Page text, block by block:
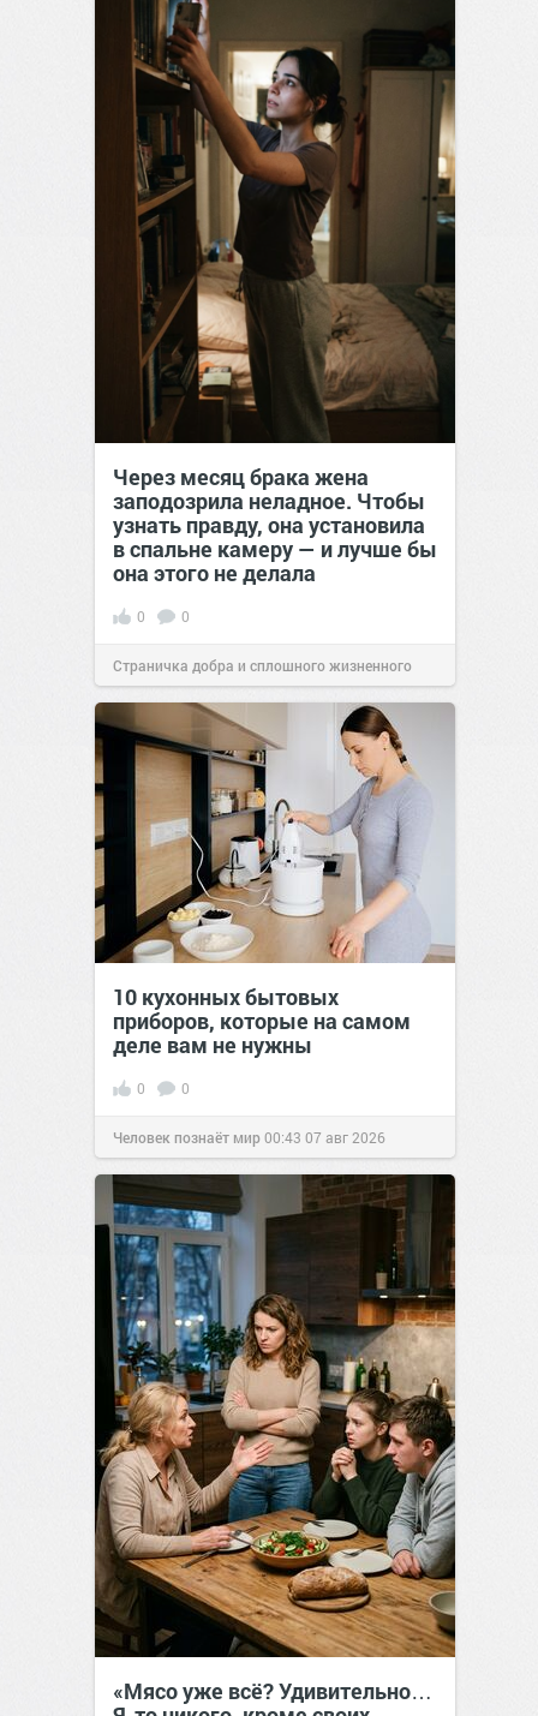
Через месяц брака жена
заподозрила неладное. Чтобы
узнать правду, она установила
в спальне камеру — и лучше бы
она этого не делала
0 0
Страничка добра и сплошного жизненного
позитива!00:2907 авг 2026
10 кухонных бытовых
приборов, которые на самом
деле вам не нужны
0 0
Человек познаёт мир00:43 07 авг 2026
«Мясо уже всё? Удивительно…